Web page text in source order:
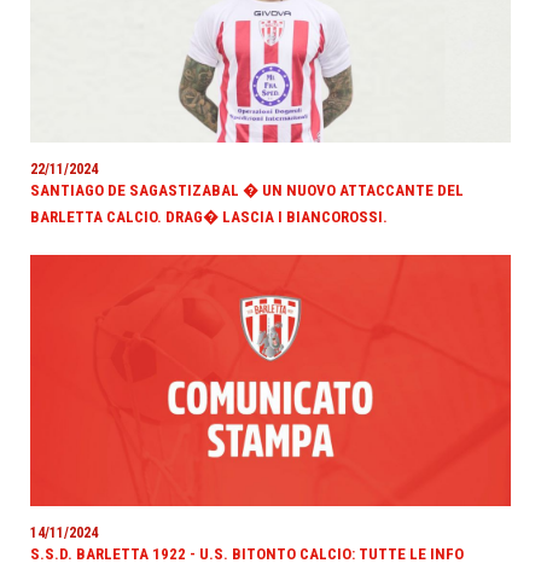
22/11/2024
SANTIAGO DE SAGASTIZABAL � UN NUOVO ATTACCANTE DEL
BARLETTA CALCIO. DRAG� LASCIA I BIANCOROSSI.
14/11/2024
S.S.D. BARLETTA 1922 - U.S. BITONTO CALCIO: TUTTE LE INFO